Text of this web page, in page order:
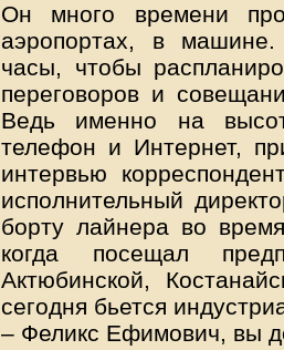
Он много времени
аэропортах, в
часы, чтобы
переговоров и
Ведь именно на
телефон и Интернет,
интервью
исполнительный
борту лайнера во
когда посещал
Актюбинской,
сегодня бьется
– Феликс Ефимович, вы